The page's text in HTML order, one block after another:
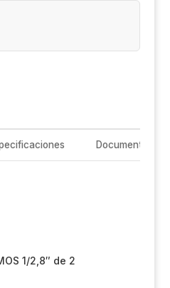
Documentación
1/2,8″ de 2